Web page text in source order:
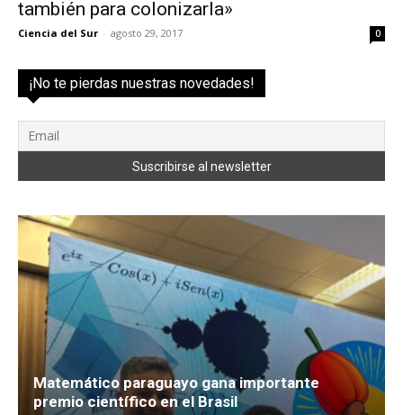
también para colonizarla»
Ciencia del Sur - agosto 29, 2017 0
¡No te pierdas nuestras novedades!
Matemático paraguayo gana importante
premio científico en el Brasil